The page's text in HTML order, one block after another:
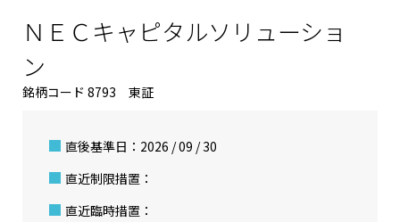
ＮＥＣキャピタルソリューショ
ン
銘柄コード 8793 東証
直後基準日：2026 / 09 / 30
直近制限措置：
直近臨時措置：